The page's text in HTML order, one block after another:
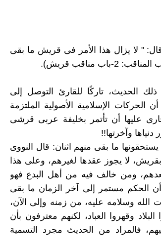
" لا يزال هذا الأمر فى قريش ما بقى
الحديث، تاركًا للقارئ التوصل إلى
أن الحركات الإسلامية الأصولية الملتزمة
عليها أن تأتمر بخليفة عربى قرشى
وآخرتها!!
ما بقى منهم اثنان: قال النووى
لا يجوز عقدها لغيرهم، وعلى هذا
ومن خالف فيه من أهل البدع فهو
الحكم مستمر إلى آخر الزمان ما بقى
الله وسلامه عليه، من زمنه وإلى الآن،
وقهروا العباد، لكنهم معترفون بأن
فالمراد من الحديث مجرد التسمية